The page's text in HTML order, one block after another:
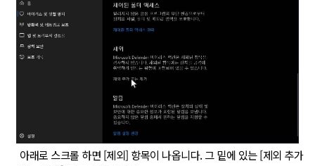
아래로 스크롤 하면 [제외] 항목이 나옵니다. 그 밑에 있는 [제외 추가